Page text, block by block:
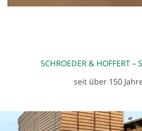
SCHROEDER & HOFFERT –
seit über 150